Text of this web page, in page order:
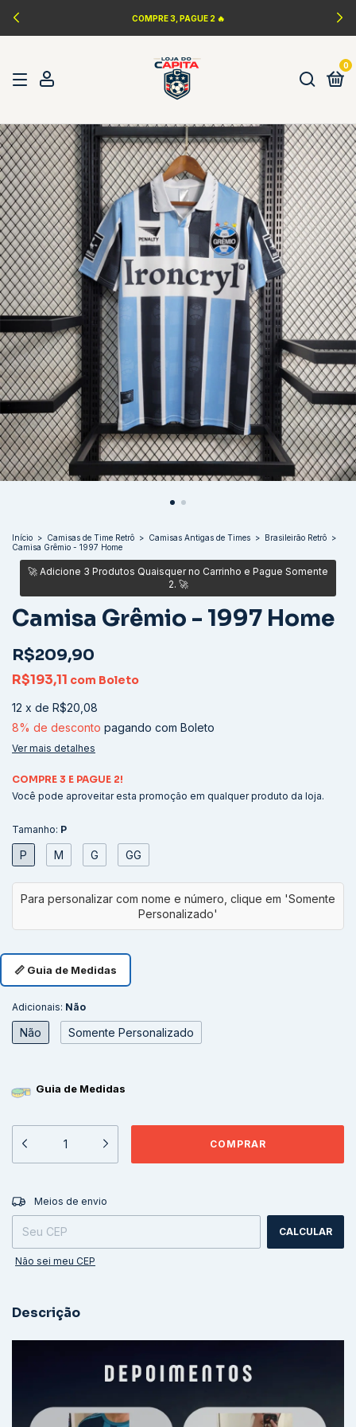
COMPRE 3, PAGUE 2 🔥
0
Início > Camisas de Time Retrô > Camisas Antigas de Times > Brasileirão Retrô >
Camisa Grêmio - 1997 Home
Camisa Grêmio - 1997 Home
R$209,90
R$193,11 com Boleto
12 x de R$20,08
8% de desconto pagando com Boleto
Ver mais detalhes
COMPRE 3 E PAGUE 2!
Você pode aproveitar esta promoção em qualquer produto da loja.
Tamanho: P
P M G GG
📏 Guia de Medidas
Adicionais: Não
Não Somente Personalizado
Guia de Medidas
Entregas para o CEP:
Meios de envio
CALCULAR
Não sei meu CEP
Descrição